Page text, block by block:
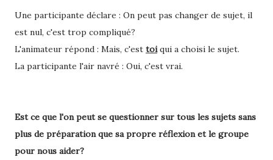
Une participante déclare : On peut pas changer de sujet, il
est nul, c'est trop compliqué?
L'animateur répond : Mais, c'est toiqui a choisi le sujet.
La participante l'air navré : Oui, c'est vrai.
Est ce que l'on peut se questionner sur tous les sujets sans
plus de préparation que sa propre réflexion et le groupe
pour nous aider?